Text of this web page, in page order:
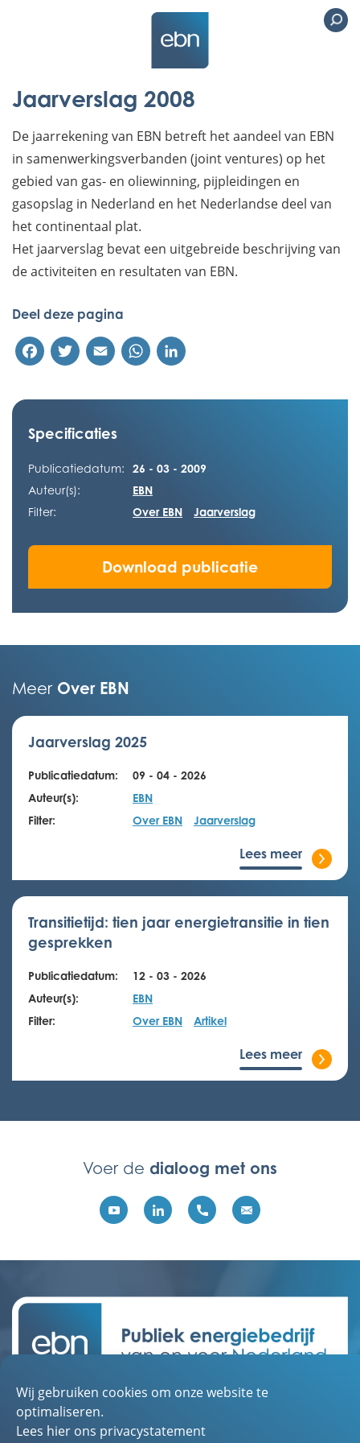
Wij gebruiken cookies om onze website te
optimaliseren.
Lees hier ons privacystatement
Jaarverslag 2008
De jaarrekening van EBN betreft het aandeel van EBN
in samenwerkingsverbanden (joint ventures) op het
gebied van gas- en oliewinning, pijpleidingen en
gasopslag in Nederland en het Nederlandse deel van
het continentaal plat.
Het jaarverslag bevat een uitgebreide beschrijving van
de activiteiten en resultaten van EBN.
Deel deze pagina
FacebookTwitterEmail WhatsApp
Specificaties
Publicatiedatum:
26 - 03 - 2009
Auteur(s):
EBN
Filter:
Over EBN Jaarverslag
Download publicatie
Meer Over EBN
Jaarverslag 2025
Publicatiedatum:
09 - 04 - 2026
Auteur(s):
EBN
Filter:
Over EBN Jaarverslag
Lees meer
Transitietijd: tien jaar energietransitie in tien
gesprekken
Publicatiedatum:
12 - 03 - 2026
Auteur(s):
EBN
Filter:
Over EBN Artikel
Lees meer
Voer de dialoog met ons
Contact
Over EBN